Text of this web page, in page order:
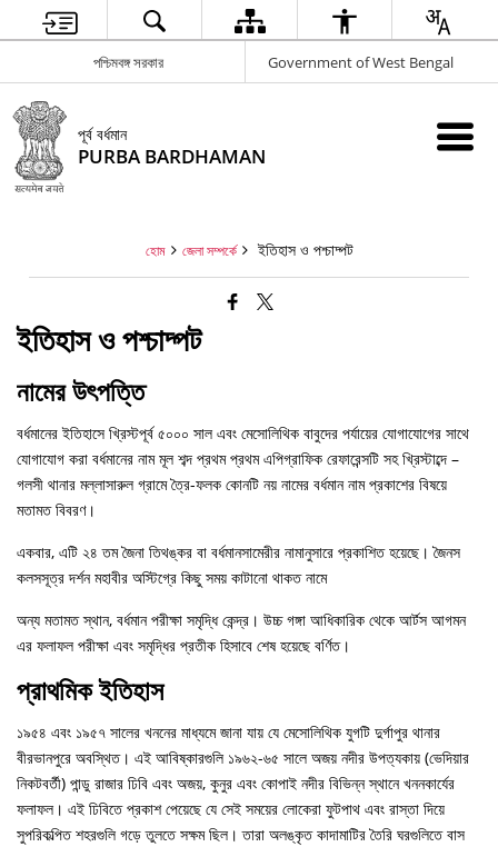
পশ্চিমবঙ্গ সরকার Government of West Bengal
পূর্ব বর্ধমান
PURBA BARDHAMAN
হোম জেলা সম্পর্কে ইতিহাস ও পশ্চাদ্পট
ইতিহাস ও পশ্চাদ্পট
নামের উৎপত্তি
বর্ধমানের ইতিহাসে খ্রিস্টপূর্ব ৫০০০ সাল এবং মেসোলিথিক বাবুদের পর্যায়ের যোগাযোগের সাথে
যোগাযোগ করা বর্ধমানের নাম মূল শব্দ প্রথম প্রথম এপিগ্রাফিক রেফারেন্সটি সহ খ্রিস্টাব্দে –
গলসী থানার মল্লাসারুল গ্রামে ত্রৈ-ফলক কোনটি নয় নামের বর্ধমান নাম প্রকাশের বিষয়ে
মতামত বিবরণ।
একবার, এটি ২৪ তম জৈনা তিথঙ্কর বা বর্ধমানসামেরীর নামানুসারে প্রকাশিত হয়েছে। জৈনস
কলসসূত্র দর্শন মহাবীর অস্টিগ্রে কিছু সময় কাটানো থাকত নামে
অন্য মতামত স্থান, বর্ধমান পরীক্ষা সমৃদ্ধি কেন্দ্র। উচ্চ গঙ্গা আধিকারিক থেকে আর্টস আগমন
এর ফলাফল পরীক্ষা এবং সমৃদ্ধির প্রতীক হিসাবে শেষ হয়েছে বর্ণিত।
প্রাথমিক ইতিহাস
১৯৫৪ এবং ১৯৫৭ সালের খননের মাধ্যমে জানা যায় যে মেসোলিথিক যুগটি দুর্গাপুর থানার
বীরভানপুরে অবস্থিত। এই আবিষ্কারগুলি ১৯৬২-৬৫ সালে অজয় ​​নদীর উপত্যকায় (ভেদিয়ার
নিকটবর্তী) পান্ডু রাজার ঢিবি এবং অজয়, কুনুর এবং কোপাই নদীর বিভিন্ন স্থানে খননকার্যের
ফলাফল। এই ঢিবিতে প্রকাশ পেয়েছে যে সেই সময়ের লোকেরা ফুটপাথ এবং রাস্তা দিয়ে
সুপরিকল্পিত শহরগুলি গড়ে তুলতে সক্ষম ছিল। তারা অলঙ্কৃত কাদামাটির তৈরি ঘরগুলিতে বাস